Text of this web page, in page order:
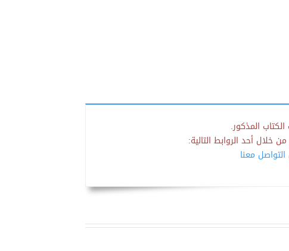
المذكور.
خلال أحد الروابط التالية:
التواصل معنا